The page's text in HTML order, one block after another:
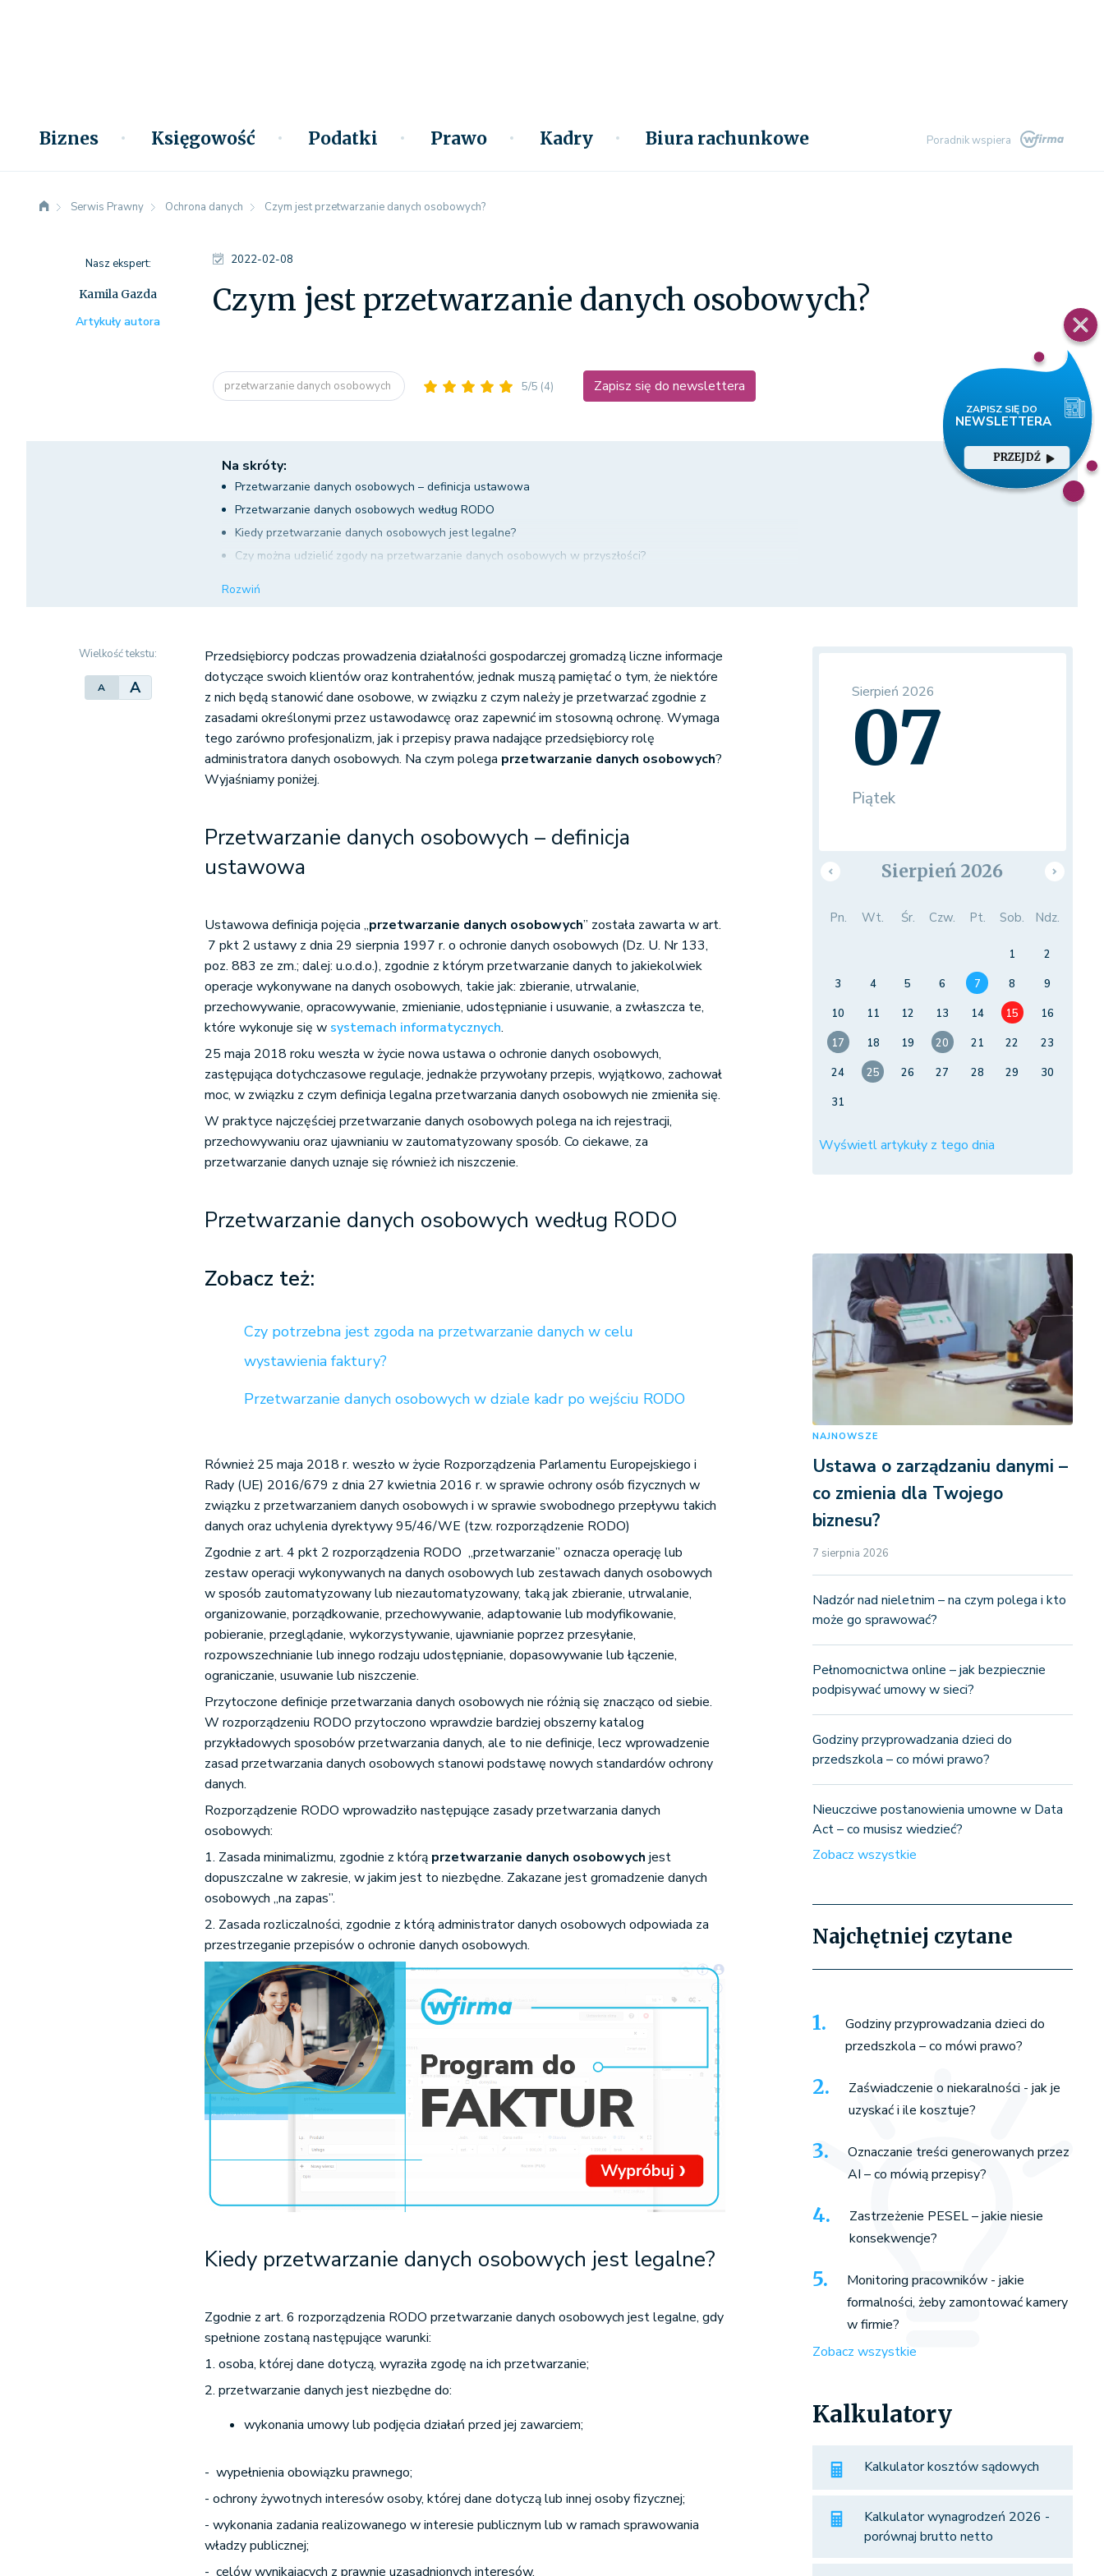
Biznes Księgowość Podatki Prawo Kadry Biura rachunkowe Poradnik wspiera
PRZEJDŹ
Serwis Prawny Ochrona danych Czym jest przetwarzanie danych osobowych?
2022-02-08
Czym jest przetwarzanie danych osobowych?
przetwarzanie danych osobowych 5/5 (4) Zapisz się do newslettera
Nasz ekspert:
Kamila Gazda
Artykuły autora
Na skróty:
Przetwarzanie danych osobowych – definicja ustawowa
Przetwarzanie danych osobowych według RODO
Kiedy przetwarzanie danych osobowych jest legalne?
Czy można udzielić zgody na przetwarzanie danych osobowych w przyszłości?
Rozwiń
Wielkość tekstu:
A A
Przedsiębiorcy podczas prowadzenia działalności gospodarczej gromadzą liczne informacje
dotyczące swoich klientów oraz kontrahentów, jednak muszą pamiętać o tym, że niektóre
z nich będą stanowić dane osobowe, w związku z czym należy je przetwarzać zgodnie z
zasadami określonymi przez ustawodawcę oraz zapewnić im stosowną ochronę. Wymaga
tego zarówno profesjonalizm, jak i przepisy prawa nadające przedsiębiorcy rolę
administratora danych osobowych. Na czym polega przetwarzanie danych osobowych?
Wyjaśniamy poniżej.
Przetwarzanie danych osobowych – definicja
ustawowa
Ustawowa definicja pojęcia „przetwarzanie danych osobowych” została zawarta w art.
7 pkt 2 ustawy z dnia 29 sierpnia 1997 r. o ochronie danych osobowych (Dz. U. Nr 133,
poz. 883 ze zm.; dalej: u.o.d.o.), zgodnie z którym przetwarzanie danych to jakiekolwiek
operacje wykonywane na danych osobowych, takie jak: zbieranie, utrwalanie,
przechowywanie, opracowywanie, zmienianie, udostępnianie i usuwanie, a zwłaszcza te,
które wykonuje się w systemach informatycznych.
25 maja 2018 roku weszła w życie nowa ustawa o ochronie danych osobowych,
zastępująca dotychczasowe regulacje, jednakże przywołany przepis, wyjątkowo, zachował
moc, w związku z czym definicja legalna przetwarzania danych osobowych nie zmieniła się.
W praktyce najczęściej przetwarzanie danych osobowych polega na ich rejestracji,
przechowywaniu oraz ujawnianiu w zautomatyzowany sposób. Co ciekawe, za
przetwarzanie danych uznaje się również ich niszczenie.
Przetwarzanie danych osobowych według RODO
Zobacz też:
Czy potrzebna jest zgoda na przetwarzanie danych w celu
wystawienia faktury?
Przetwarzanie danych osobowych w dziale kadr po wejściu RODO
Również 25 maja 2018 r. weszło w życie Rozporządzenia Parlamentu Europejskiego i
Rady (UE) 2016/679 z dnia 27 kwietnia 2016 r. w sprawie ochrony osób fizycznych w
związku z przetwarzaniem danych osobowych i w sprawie swobodnego przepływu takich
danych oraz uchylenia dyrektywy 95/46/WE (tzw. rozporządzenie RODO)
Zgodnie z art. 4 pkt 2 rozporządzenia RODO „przetwarzanie” oznacza operację lub
zestaw operacji wykonywanych na danych osobowych lub zestawach danych osobowych
w sposób zautomatyzowany lub niezautomatyzowany, taką jak zbieranie, utrwalanie,
organizowanie, porządkowanie, przechowywanie, adaptowanie lub modyfikowanie,
pobieranie, przeglądanie, wykorzystywanie, ujawnianie poprzez przesyłanie,
rozpowszechnianie lub innego rodzaju udostępnianie, dopasowywanie lub łączenie,
ograniczanie, usuwanie lub niszczenie.
Przytoczone definicje przetwarzania danych osobowych nie różnią się znacząco od siebie.
W rozporządzeniu RODO przytoczono wprawdzie bardziej obszerny katalog
przykładowych sposobów przetwarzania danych, ale to nie definicje, lecz wprowadzenie
zasad przetwarzania danych osobowych stanowi podstawę nowych standardów ochrony
danych.
Rozporządzenie RODO wprowadziło następujące zasady przetwarzania danych
osobowych:
1. Zasada minimalizmu, zgodnie z którą przetwarzanie danych osobowych jest
dopuszczalne w zakresie, w jakim jest to niezbędne. Zakazane jest gromadzenie danych
osobowych „na zapas”.
2. Zasada rozliczalności, zgodnie z którą administrator danych osobowych odpowiada za
przestrzeganie przepisów o ochronie danych osobowych.
Kiedy przetwarzanie danych osobowych jest legalne?
Zgodnie z art. 6 rozporządzenia RODO przetwarzanie danych osobowych jest legalne, gdy
spełnione zostaną następujące warunki:
1. osoba, której dane dotyczą, wyraziła zgodę na ich przetwarzanie;
2. przetwarzanie danych jest niezbędne do:
wykonania umowy lub podjęcia działań przed jej zawarciem;
- wypełnienia obowiązku prawnego;
- ochrony żywotnych interesów osoby, której dane dotyczą lub innej osoby fizycznej;
- wykonania zadania realizowanego w interesie publicznym lub w ramach sprawowania
władzy publicznej;
- celów wynikających z prawnie uzasadnionych interesów.
Sierpień 2026
07
Piątek
Sierpień 2026
Pn. Wt. Śr. Czw. Pt. Sob. Ndz.
1
2
3
4 5 6 7 8
9
10
11 12 13 14 15
16
17
18 19 20 21 22
23
24
25 26 27 28 29
30
31
Wyświetl artykuły z tego dnia
NAJNOWSZE
Ustawa o zarządzaniu danymi –
co zmienia dla Twojego
biznesu?
7 sierpnia 2026
Nadzór nad nieletnim – na czym polega i kto
może go sprawować?
Pełnomocnictwa online – jak bezpiecznie
podpisywać umowy w sieci?
Godziny przyprowadzania dzieci do
przedszkola – co mówi prawo?
Nieuczciwe postanowienia umowne w Data
Act – co musisz wiedzieć?
Zobacz wszystkie
Najchętniej czytane
Godziny przyprowadzania dzieci do
przedszkola – co mówi prawo?
Zaświadczenie o niekaralności - jak je
uzyskać i ile kosztuje?
Oznaczanie treści generowanych przez
AI – co mówią przepisy?
Zastrzeżenie PESEL – jakie niesie
konsekwencje?
Monitoring pracowników - jakie
formalności, żeby zamontować kamery
w firmie?
Zobacz wszystkie
Kalkulatory
Kalkulator kosztów sądowych
Kalkulator wynagrodzeń 2026 -
porównaj brutto netto